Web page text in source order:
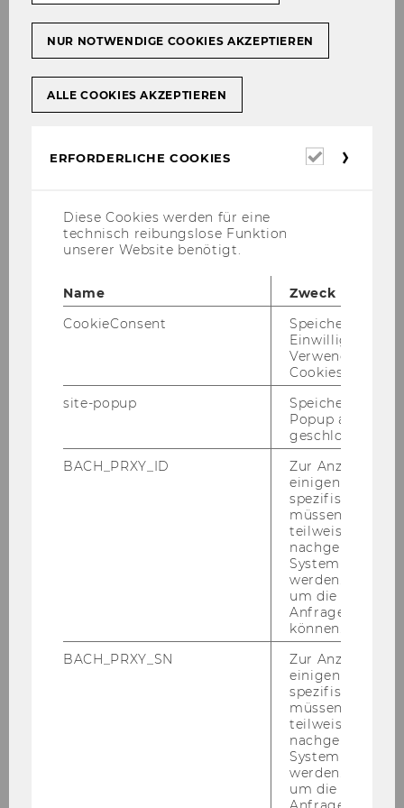
Lei­tung So­zia­le Kom­pe­tenz
Univ.-Prof. Dr. Bettina
Leiterin des Instituts für Wirtschaftspädagogik
bettina.fuhrmann@wu.ac.at
+43-1-31336-5072
NUR NOTWENDIGE COOKIES AKZEPTIEREN
ALLE COOKIES AKZEPTIEREN
ERFORDERLICHE COOKIES
Diese Cookies werden für eine
technisch reibungslose Funktion
unserer Website benötigt.
Name
Zweck
CookieConsent
Speichert Ihre
Einwilligung zur
Verwendung von
Cookies.
site-popup
Speichert ob ein
Popup
geschlossen
BACH_PRXY_ID
Zur Anzeige von
einigen WU-
spezifischen
müssen
teilweise von
nachgelagerten
System
werden.
um die Antwort
Anfrage
können.
BACH_PRXY_SN
Zur Anzeige von
einigen WU-
spezifischen
müssen
teilweise von
nachgelagerten
System
werden.
um die Antwort